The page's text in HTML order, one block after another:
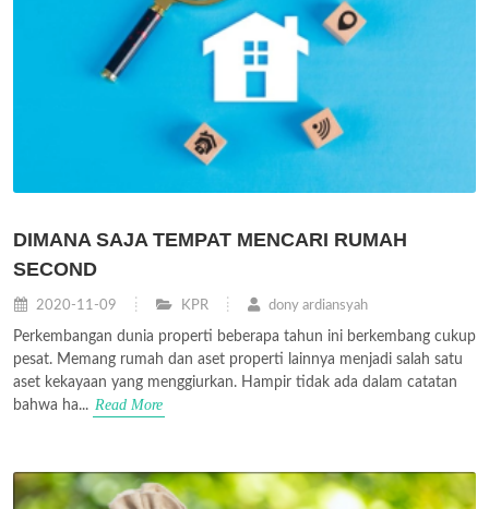
DIMANA SAJA TEMPAT MENCARI RUMAH
SECOND
2020-11-09 KPR dony ardiansyah
Perkembangan dunia properti beberapa tahun ini berkembang cukup
pesat. Memang rumah dan aset properti lainnya menjadi salah satu
aset kekayaan yang menggiurkan. Hampir tidak ada dalam catatan
bahwa ha... Read More